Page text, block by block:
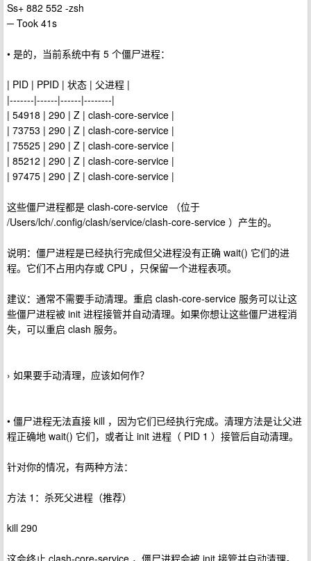
Ss+ 882 552 -zsh
─ Took 41s
• 是的，当前系统中有 5 个僵尸进程：
| PID | PPID | 状态 | 父进程 |
|-------|------|------|--------|
| 54918 | 290 | Z | clash-core-service |
| 73753 | 290 | Z | clash-core-service |
| 75525 | 290 | Z | clash-core-service |
| 85212 | 290 | Z | clash-core-service |
| 97475 | 290 | Z | clash-core-service |
这些僵尸进程都是 clash-core-service （位于
/Users/lch/.config/clash/service/clash-core-service ）产生的。
说明：僵尸进程是已经执行完成但父进程没有正确 wait() 它们的进
程。它们不占用内存或 CPU ，只保留一个进程表项。
建议：通常不需要手动清理。重启 clash-core-service 服务可以让这
些僵尸进程被 init 进程接管并自动清理。如果你想让这些僵尸进程消
失，可以重启 clash 服务。
› 如果要手动清理，应该如何作？
• 僵尸进程无法直接 kill ，因为它们已经执行完成。清理方法是让父进
程正确地 wait() 它们，或者让 init 进程（ PID 1 ）接管后自动清理。
针对你的情况，有两种方法：
方法 1：杀死父进程（推荐）
kill 290
这会终止 clash-core-service ，僵尸进程会被 init 接管并自动清理。